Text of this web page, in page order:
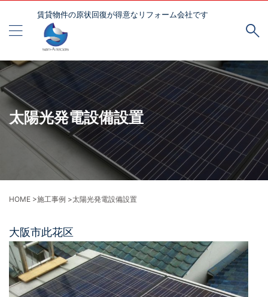
賃貸物件の原状回復が得意なリフォーム会社です
太陽光発電設備設置
HOME >施工事例 >太陽光発電設備設置
大阪市此花区